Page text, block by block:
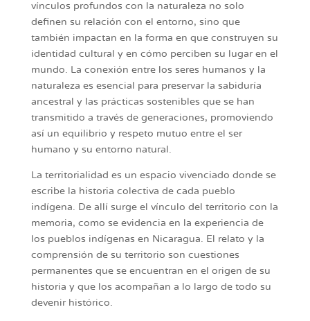
vínculos profundos con la naturaleza no solo
definen su relación con el entorno, sino que
también impactan en la forma en que construyen su
identidad cultural y en cómo perciben su lugar en el
mundo. La conexión entre los seres humanos y la
naturaleza es esencial para preservar la sabiduría
ancestral y las prácticas sostenibles que se han
transmitido a través de generaciones, promoviendo
así un equilibrio y respeto mutuo entre el ser
humano y su entorno natural.
La territorialidad es un espacio vivenciado donde se
escribe la historia colectiva de cada pueblo
indígena. De allí surge el vínculo del territorio con la
memoria, como se evidencia en la experiencia de
los pueblos indígenas en Nicaragua. El relato y la
comprensión de su territorio son cuestiones
permanentes que se encuentran en el origen de su
historia y que los acompañan a lo largo de todo su
devenir histórico.